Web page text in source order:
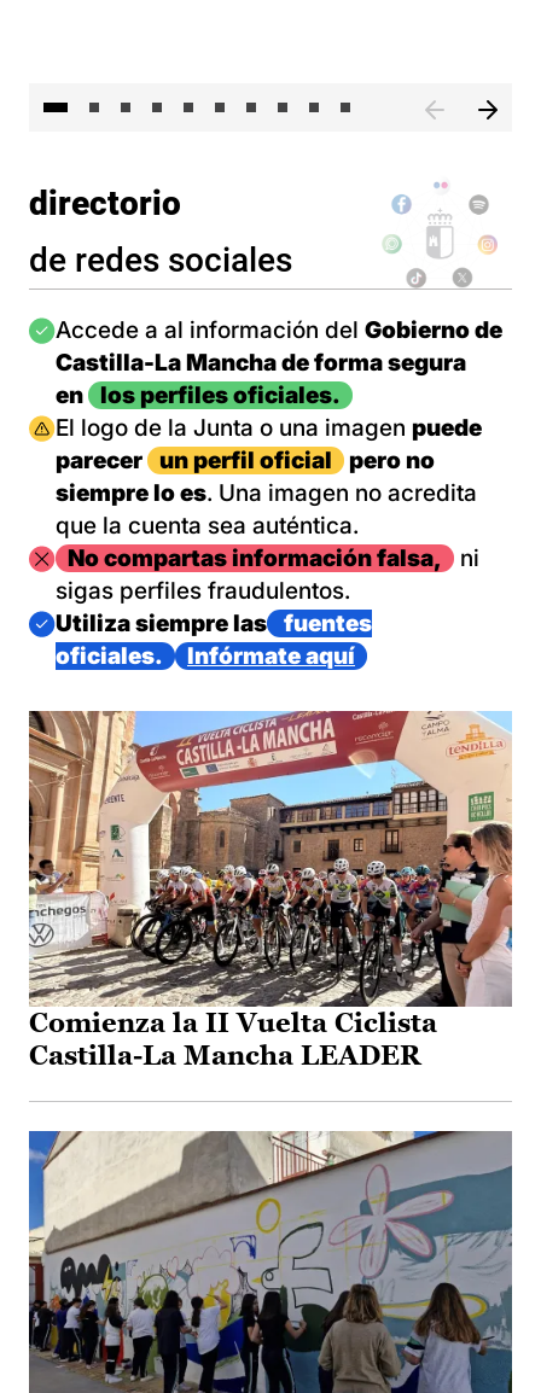
directorio
de redes sociales
Imagen
Accede a al información del Gobierno de
Castilla-La Mancha de forma segura
en
los perfiles oficiales.
Imagen
El logo de la Junta o una imagen puede
parecer
un perfil oficial
pero no
siempre lo es. Una imagen no acredita
que la cuenta sea auténtica.
ImagenNo compartas información falsa,
ni
sigas perfiles fraudulentos.
Imagen
Utiliza siempre las
fuentes
oficiales.
Infórmate aquí
Comienza la II Vuelta Ciclista
Castilla-La Mancha LEADER